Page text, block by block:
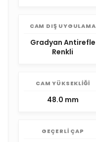
CAM DIŞ UYGULAMA
Gradyan Antirefle
Renkli
CAM YÜKSEKLIĞI
48.0 mm
GEÇERLI ÇAP